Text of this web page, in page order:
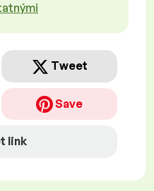
Tweet
Save
link